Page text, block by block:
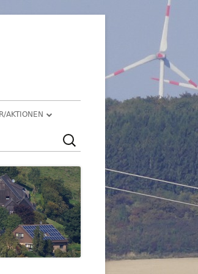
AKTIONEN
FOTOWETTBEWERB
IM ADVENT 2020
SCHNADGANG 2020
2016
Suchen
nach: